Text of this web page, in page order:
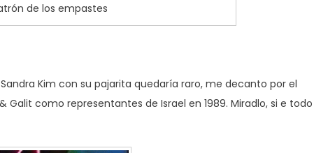
de los empastes
Kim con su pajarita quedaría raro, me decanto por el
Galit como representantes de Israel en 1989. Miradlo, si e todo